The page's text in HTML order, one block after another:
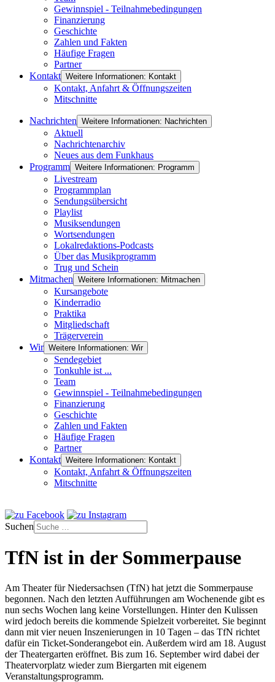
Gewinnspiel - Teilnahmebedingungen
Finanzierung
Geschichte
Zahlen und Fakten
Häufige Fragen
Partner
Kontakt Weitere Informationen: Kontakt
Kontakt, Anfahrt & Öffnungszeiten
Mitschnitte
Nachrichten Weitere Informationen: Nachrichten
Aktuell
Nachrichtenarchiv
Neues aus dem Funkhaus
Programm Weitere Informationen: Programm
Livestream
Programmplan
Sendungsübersicht
Playlist
Musiksendungen
Wortsendungen
Lokalredaktions-Podcasts
Über das Musikprogramm
Trug und Schein
Mitmachen Weitere Informationen: Mitmachen
Kursangebote
Kinderradio
Praktika
Mitgliedschaft
Trägerverein
Wir Weitere Informationen: Wir
Sendegebiet
Tonkuhle ist ...
Team
Gewinnspiel - Teilnahmebedingungen
Finanzierung
Geschichte
Zahlen und Fakten
Häufige Fragen
Partner
Kontakt Weitere Informationen: Kontakt
Kontakt, Anfahrt & Öffnungszeiten
Mitschnitte
Suchen
TfN ist in der Sommerpause
Am Theater für Niedersachsen (TfN) hat jetzt die Sommerpause
begonnen. Nach den letzten Aufführungen am Wochenende gibt es
nun sechs Wochen lang keine Vorstellungen. Hinter den Kulissen
wird jedoch bereits die kommende Spielzeit vorbereitet. Sie beginnt
dann mit vier neuen Inszenierungen in 10 Tagen – das TfN richtet
dafür ein Ticket-Sonderangebot ein. Außerdem wird am 18. August
der Theatergarten eröffnet. Bis zum 16. September wird dabei der
Theatervorplatz wieder zum Biergarten mit eigenem
Veranstaltungsprogramm.